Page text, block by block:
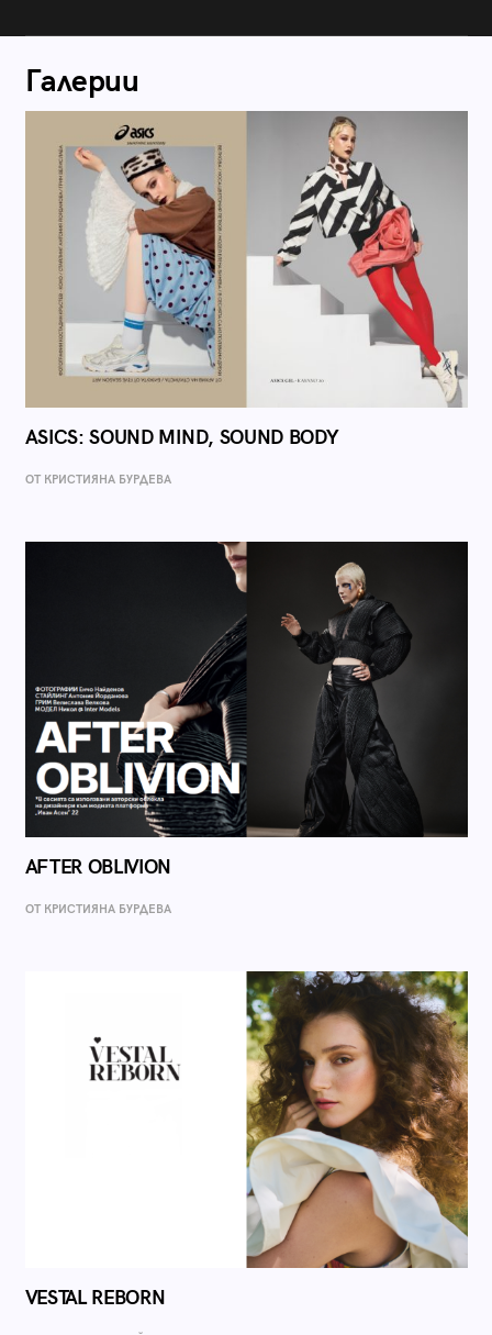
Галерии
ASICS: SOUND MIND, SOUND BODY
ОТ КРИСТИЯНА БУРДЕВА
AFTER OBLIVION
ОТ КРИСТИЯНА БУРДЕВА
VESTAL REBORN